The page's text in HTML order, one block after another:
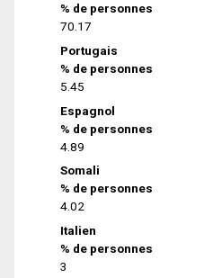
% de personnes
70.17
Portugais
% de personnes
5.45
Espagnol
% de personnes
4.89
Somali
% de personnes
4.02
Italien
% de personnes
3